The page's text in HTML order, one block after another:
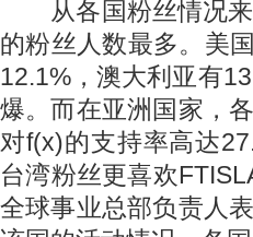
从各国粉丝情况来
的粉丝人数最多。美
12.1%，澳大利亚有
爆。而在亚洲国家，
对f(x)的支持率高达
台湾粉丝更喜欢
全球事业总部负责人